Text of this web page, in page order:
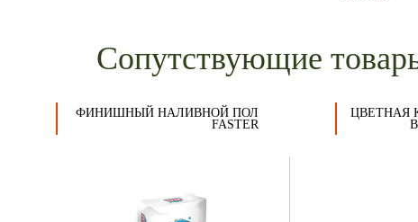
Сопутствующие
ФИНИШНЫЙ НАЛИВНОЙ ПОЛ
FASTER
ЦВЕТНАЯ